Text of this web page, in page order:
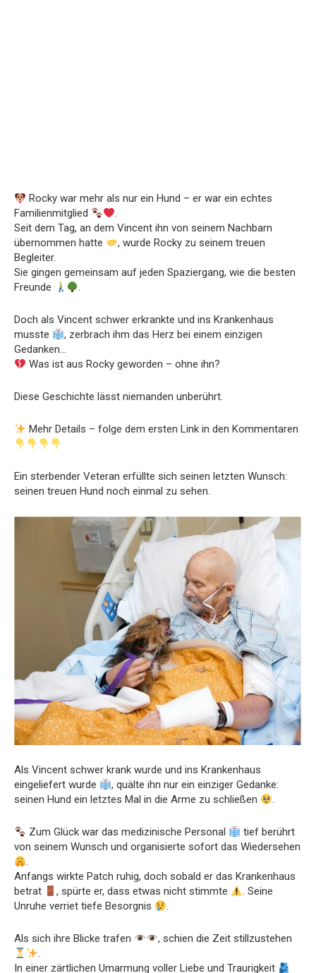
Rocky war mehr als nur ein Hund – er war ein echtes
Familienmitglied
.
Seit dem Tag, an dem Vincent ihn von seinem Nachbarn
übernommen hatte
, wurde Rocky zu seinem treuen
Begleiter.
Sie gingen gemeinsam auf jeden Spaziergang, wie die besten
Freunde
.
Doch als Vincent schwer erkrankte und ins Krankenhaus
musste
, zerbrach ihm das Herz bei einem einzigen
Gedanken…
Was ist aus Rocky geworden – ohne ihn?
Diese Geschichte lässt niemanden unberührt.
Mehr Details – folge dem ersten Link in den Kommentaren
Ein sterbender Veteran erfüllte sich seinen letzten Wunsch:
seinen treuen Hund noch einmal zu sehen.
Als Vincent schwer krank wurde und ins Krankenhaus
eingeliefert wurde
, quälte ihn nur ein einziger Gedanke:
seinen Hund ein letztes Mal in die Arme zu schließen
.
Zum Glück war das medizinische Personal
tief berührt
von seinem Wunsch und organisierte sofort das Wiedersehen
.
Anfangs wirkte Patch ruhig, doch sobald er das Krankenhaus
betrat
, spürte er, dass etwas nicht stimmte
. Seine
Unruhe verriet tiefe Besorgnis
.
Als sich ihre Blicke trafen
, schien die Zeit stillzustehen
.
In einer zärtlichen Umarmung voller Liebe und Traurigkeit